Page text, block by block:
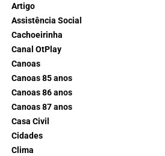
Artigo
Assistência Social
Cachoeirinha
Canal OtPlay
Canoas
Canoas 85 anos
Canoas 86 anos
Canoas 87 anos
Casa Civil
Cidades
Clima